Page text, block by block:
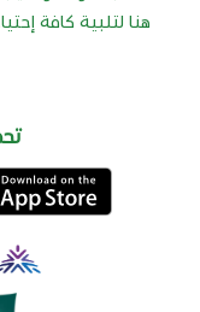
هنا لتلبية كافة